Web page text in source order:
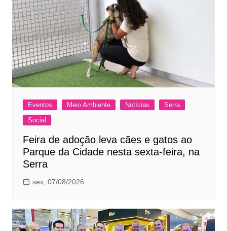
Eventos Meio Ambiente Notícias
Serra
Social
Feira de adoção leva cães e gatos ao
Parque da Cidade nesta sexta-feira, na
Serra
sex, 07/08/2026